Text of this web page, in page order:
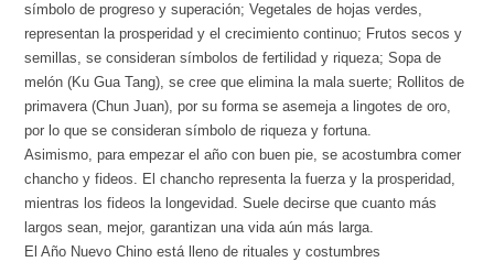
símbolo de progreso y superación; Vegetales de hojas verdes,
representan la prosperidad y el crecimiento continuo; Frutos secos y
semillas, se consideran símbolos de fertilidad y riqueza; Sopa de
melón (Ku Gua Tang), se cree que elimina la mala suerte; Rollitos de
primavera (Chun Juan), por su forma se asemeja a lingotes de oro,
por lo que se consideran símbolo de riqueza y fortuna.
Asimismo, para empezar el año con buen pie, se acostumbra comer
chancho y fideos. El chancho representa la fuerza y la prosperidad,
mientras los fideos la longevidad. Suele decirse que cuanto más
largos sean, mejor, garantizan una vida aún más larga.
El Año Nuevo Chino está lleno de rituales y costumbres